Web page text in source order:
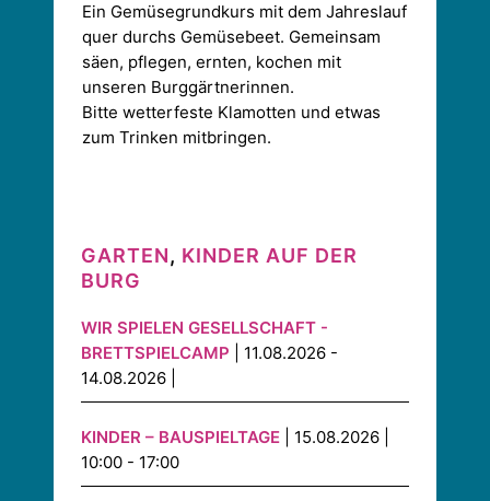
Ein Gemüsegrundkurs mit dem Jahreslauf
quer durchs Gemüsebeet. Gemeinsam
säen, pflegen, ernten, kochen mit
unseren Burggärtnerinnen.
Bitte wetterfeste Klamotten und etwas
zum Trinken mitbringen.
GARTEN, KINDER AUF DER
BURG
WIR SPIELEN GESELLSCHAFT -
BRETTSPIELCAMP | 11.08.2026 -
14.08.2026 |
KINDER – BAUSPIELTAGE | 15.08.2026 |
10:00 - 17:00